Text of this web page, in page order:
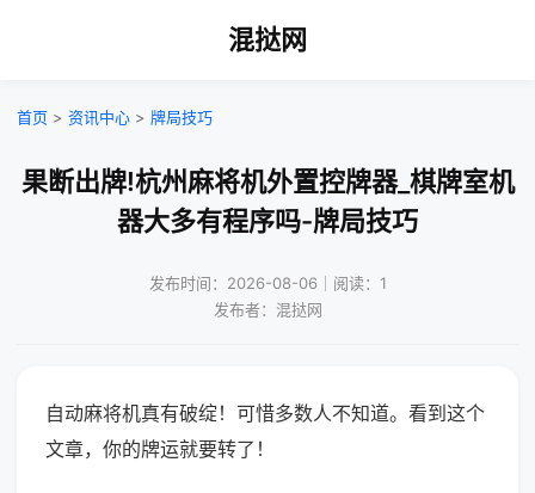
混挞网
首页 > 资讯中心 > 牌局技巧
果断出牌!杭州麻将机外置控牌器_棋牌室机
器大多有程序吗-牌局技巧
发布时间：2026-08-06｜阅读：1
发布者：混挞网
自动麻将机真有破绽！可惜多数人不知道。看到这个
文章，你的牌运就要转了！